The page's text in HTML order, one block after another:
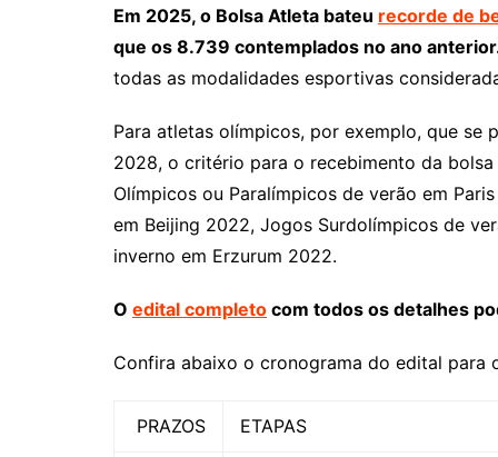
Em 2025, o Bolsa Atleta bateu recorde de
que os 8.739 contemplados no ano
todas as modalidades esportivas
Para atletas olímpicos, por exemplo, que se
2028, o critério para o recebimento da
Olímpicos ou Paralímpicos de verão em
em Beijing 2022, Jogos Surdolímpicos de
inverno em Erzurum 2022.
O edital completo com todos os detalhes
Confira abaixo o cronograma do edital para
PRAZOS ETAPAS